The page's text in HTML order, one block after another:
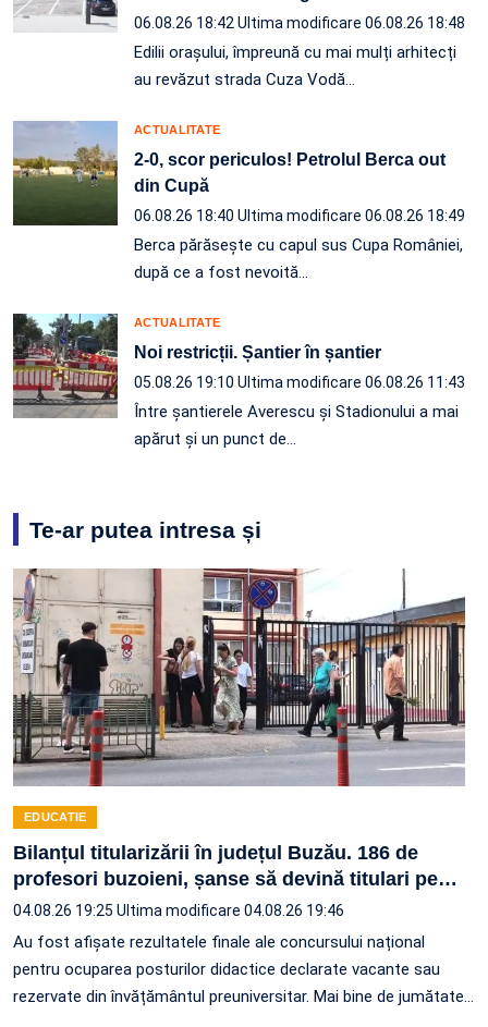
06.08.26 18:42 Ultima modificare 06.08.26 18:48
Edilii orașului, împreună cu mai mulți arhitecți
au revăzut strada Cuza Vodă…
ACTUALITATE
2-0, scor periculos! Petrolul Berca out
din Cupă
06.08.26 18:40 Ultima modificare 06.08.26 18:49
Berca părăsește cu capul sus Cupa României,
după ce a fost nevoită…
ACTUALITATE
Noi restricții. Șantier în șantier
05.08.26 19:10 Ultima modificare 06.08.26 11:43
Între șantierele Averescu și Stadionului a mai
apărut și un punct de…
Te-ar putea intresa și
EDUCATIE
Bilanțul titularizării în județul Buzău. 186 de
profesori buzoieni, șanse să devină titulari pe…
04.08.26 19:25 Ultima modificare 04.08.26 19:46
Au fost afișate rezultatele finale ale concursului național
pentru ocuparea posturilor didactice declarate vacante sau
rezervate din învățământul preuniversitar. Mai bine de jumătate…